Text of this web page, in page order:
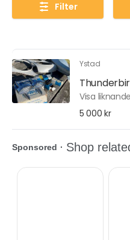
Filter
Ystad
Visa liknande
5 000 kr